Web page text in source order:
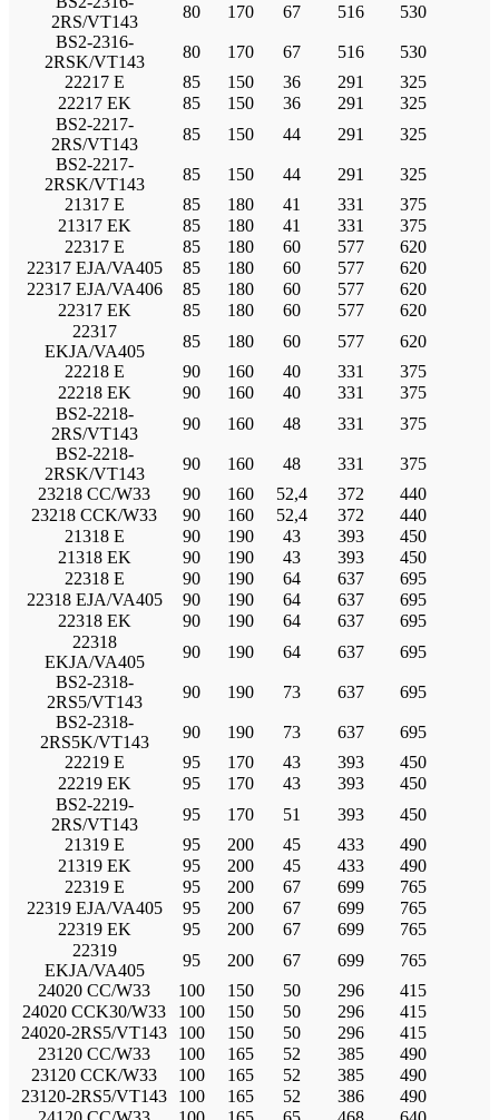
2RS/VT143
80 170 67 516
530
BS2-2316-
2RSK/VT143
80 170 67 516
530
22217 E
85 150 36 291
325
22217 EK
85 150 36 291
325
BS2-2217-
2RS/VT143
85 150 44 291
325
BS2-2217-
2RSK/VT143
85 150 44 291
325
21317 E
85 180 41 331
375
21317 EK
85 180 41 331
375
22317 E
85 180 60 577
620
22317 EJA/VA405
85 180 60 577
620
22317 EJA/VA406
85 180 60 577
620
22317 EK
85 180 60 577
620
22317
EKJA/VA405
85 180 60 577
620
22218 E
90 160 40 331
375
22218 EK
90 160 40 331
375
BS2-2218-
2RS/VT143
90 160 48 331
375
BS2-2218-
2RSK/VT143
90 160 48 331
375
23218 CC/W33
90 160 52,4 372
440
23218 CCK/W33
90 160 52,4 372
440
21318 E
90 190 43 393
450
21318 EK
90 190 43 393
450
22318 E
90 190 64 637
695
22318 EJA/VA405
90 190 64 637
695
22318 EK
90 190 64 637
695
22318
EKJA/VA405
90 190 64 637
695
BS2-2318-
2RS5/VT143
90 190 73 637
695
BS2-2318-
2RS5K/VT143
90 190 73 637
695
22219 E
95 170 43 393
450
22219 EK
95 170 43 393
450
BS2-2219-
2RS/VT143
95 170 51 393
450
21319 E
95 200 45 433
490
21319 EK
95 200 45 433
490
22319 E
95 200 67 699
765
22319 EJA/VA405
95 200 67 699
765
22319 EK
95 200 67 699
765
22319
EKJA/VA405
95 200 67 699
765
24020 CC/W33
100 150 50 296
415
24020 CCK30/W33
100 150 50 296
415
24020-2RS5/VT143
100 150 50 296
415
23120 CC/W33
100 165 52 385
490
23120 CCK/W33
100 165 52 385
490
23120-2RS5/VT143
100 165 52 386
490